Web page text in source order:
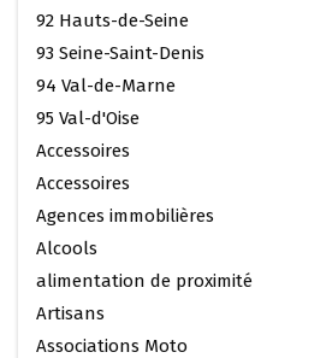
92 Hauts-de-Seine
93 Seine-Saint-Denis
94 Val-de-Marne
95 Val-d'Oise
Accessoires
Accessoires
Agences immobilières
Alcools
alimentation de proximité
Artisans
Associations Moto